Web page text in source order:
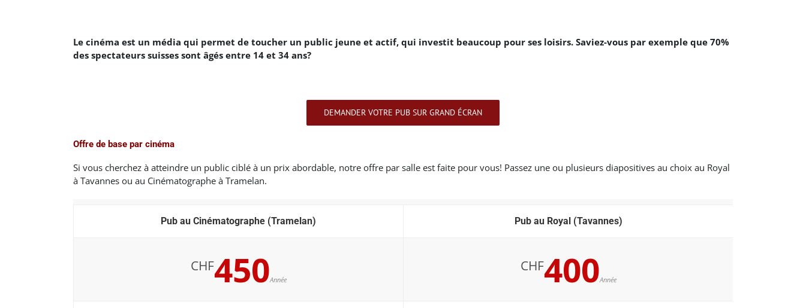
Le cinéma est un média qui permet de toucher un public jeune et actif, qui investit beaucoup pour ses loisirs. Saviez-vous par exemple que 70%
des spectateurs suisses sont âgés entre 14 et 34 ans?
DEMANDER VOTRE PUB SUR GRAND ÉCRAN
Offre de base par cinéma
Si vous cherchez à atteindre un public ciblé à un prix abordable, notre offre par salle est faite pour vous! Passez une ou plusieurs diapositives au choix au Royal
à Tavannes ou au Cinématographe à Tramelan.
Pub au Cinématographe (Tramelan)
CHF450Année
Pub au Royal (Tavannes)
CHF400Année